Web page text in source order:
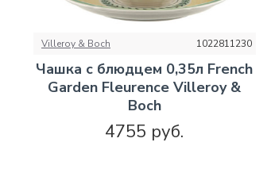
Villeroy & Boch 1022811230
Чашка с блюдцем 0,35л French
Garden Fleurence Villeroy &
Boch
4755 руб.